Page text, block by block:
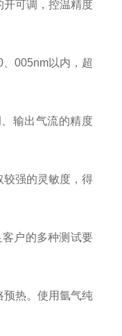
开可调，控温精度
005nm以内，超
输出气流的精度
较强的灵敏度，得
户的多种测试要
预热。使用氩气纯